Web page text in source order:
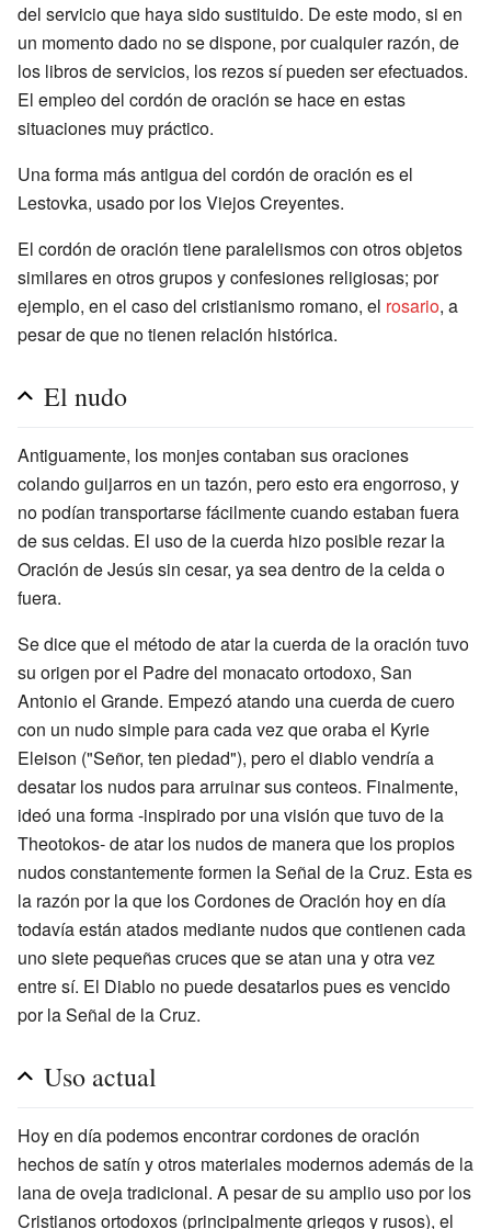
del servicio que haya sido sustituido. De este modo, si en
un momento dado no se dispone, por cualquier razón, de
los libros de servicios, los rezos sí pueden ser efectuados.
El empleo del cordón de oración se hace en estas
situaciones muy práctico.
Una forma más antigua del cordón de oración es el
Lestovka, usado por los Viejos Creyentes.
El cordón de oración tiene paralelismos con otros objetos
similares en otros grupos y confesiones religiosas; por
ejemplo, en el caso del cristianismo romano, el rosario, a
pesar de que no tienen relación histórica.
El nudo
Antiguamente, los monjes contaban sus oraciones
colando guijarros en un tazón, pero esto era engorroso, y
no podían transportarse fácilmente cuando estaban fuera
de sus celdas. El uso de la cuerda hizo posible rezar la
Oración de Jesús sin cesar, ya sea dentro de la celda o
fuera.
Se dice que el método de atar la cuerda de la oración tuvo
su origen por el Padre del monacato ortodoxo, San
Antonio el Grande. Empezó atando una cuerda de cuero
con un nudo simple para cada vez que oraba el Kyrie
Eleison ("Señor, ten piedad"), pero el diablo vendría a
desatar los nudos para arruinar sus conteos. Finalmente,
ideó una forma -inspirado por una visión que tuvo de la
Theotokos- de atar los nudos de manera que los propios
nudos constantemente formen la Señal de la Cruz. Esta es
la razón por la que los Cordones de Oración hoy en día
todavía están atados mediante nudos que contienen cada
uno siete pequeñas cruces que se atan una y otra vez
entre sí. El Diablo no puede desatarlos pues es vencido
por la Señal de la Cruz.
Uso actual
Hoy en día podemos encontrar cordones de oración
hechos de satín y otros materiales modernos además de la
lana de oveja tradicional. A pesar de su amplio uso por los
Cristianos ortodoxos (principalmente griegos y rusos), el